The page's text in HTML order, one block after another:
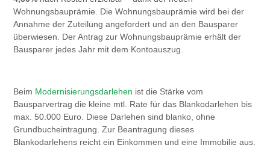
Wohnungsbauprämie. Die Wohnungsbauprämie wird bei der
Annahme der Zuteilung angefordert und an den Bausparer
überwiesen. Der Antrag zur Wohnungsbauprämie erhält der
Bausparer jedes Jahr mit dem Kontoauszug.
Beim Modernisierungsdarlehen ist die Stärke vom
Bausparvertrag die kleine mtl. Rate für das Blankodarlehen bis
max. 50.000 Euro. Diese Darlehen sind blanko, ohne
Grundbucheintragung. Zur Beantragung dieses
Blankodarlehens reicht ein Einkommen und eine Immobilie aus.